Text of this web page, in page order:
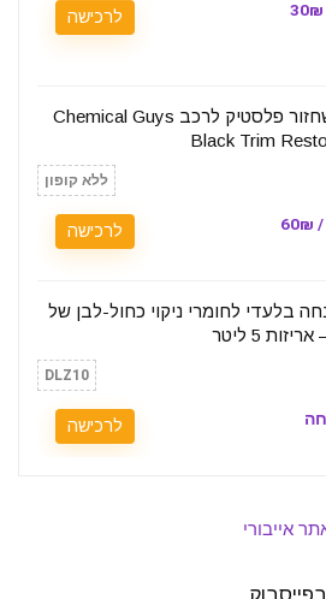
לרכישה
ערכת שחזור פלסטיק לרכב Chemical Guys
Black Trim
ללא קופון
לרכישה
בלעדי לחומרי ניקוי כחול-לבן של
5 ליטר
DLZ10
לרכישה